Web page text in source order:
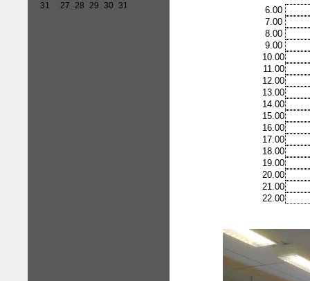
31
27 28 29 30 31
6.00
7.00
8.00
9.00
10.00
11.00
12.00
13.00
14.00
15.00
16.00
17.00
18.00
19.00
20.00
21.00
22.00